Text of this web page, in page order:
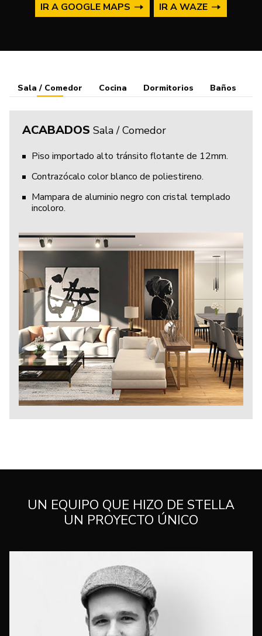
IR A GOOGLE MAPS IR A WAZE
Sala / Comedor Cocina Dormitorios Baños
ACABADOS Sala / Comedor
Piso importado alto tránsito flotante de 12mm.
Contrazócalo color blanco de poliestireno.
Mampara de aluminio negro con cristal templado
incoloro.
UN EQUIPO QUE HIZO DE STELLA
UN PROYECTO ÚNICO